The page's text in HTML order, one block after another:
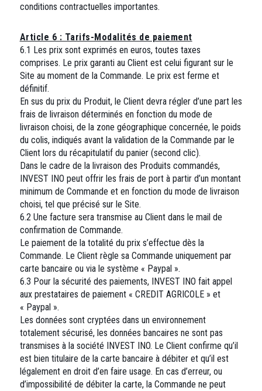
conditions contractuelles importantes.
Article 6 : Tarifs-Modalités de paiement
6.1 Les prix sont exprimés en euros, toutes taxes
comprises. Le prix garanti au Client est celui figurant sur le
Site au moment de la Commande. Le prix est ferme et
définitif.
En sus du prix du Produit, le Client devra régler d’une part les
frais de livraison déterminés en fonction du mode de
livraison choisi, de la zone géographique concernée, le poids
du colis, indiqués avant la validation de la Commande par le
Client lors du récapitulatif du panier (second clic).
Dans le cadre de la livraison des Produits commandés,
INVEST INO peut offrir les frais de port à partir d’un montant
minimum de Commande et en fonction du mode de livraison
choisi, tel que précisé sur le Site.
6.2 Une facture sera transmise au Client dans le mail de
confirmation de Commande.
Le paiement de la totalité du prix s’effectue dès la
Commande. Le Client règle sa Commande uniquement par
carte bancaire ou via le système « Paypal ».
6.3 Pour la sécurité des paiements, INVEST INO fait appel
aux prestataires de paiement « CREDIT AGRICOLE » et
« Paypal ».
Les données sont cryptées dans un environnement
totalement sécurisé, les données bancaires ne sont pas
transmises à la société INVEST INO. Le Client confirme qu’il
est bien titulaire de la carte bancaire à débiter et qu’il est
légalement en droit d’en faire usage. En cas d’erreur, ou
d’impossibilité de débiter la carte, la Commande ne peut